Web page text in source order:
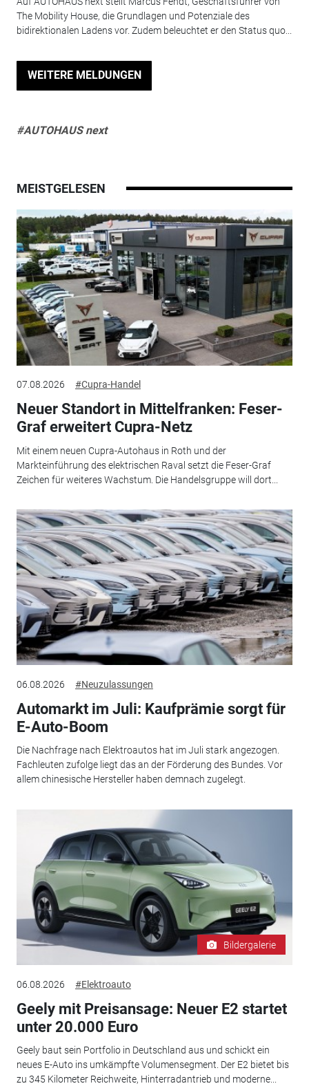
The Mobility House, die Grundlagen und Potenziale des
bidirektionalen Ladens vor. Zudem beleuchtet er den Status quo...
WEITERE MELDUNGEN
#AUTOHAUS next
MEISTGELESEN
07.08.2026 #Cupra-Handel
Neuer Standort in Mittelfranken: Feser-
Graf erweitert Cupra-Netz
Mit einem neuen Cupra-Autohaus in Roth und der
Markteinführung des elektrischen Raval setzt die Feser-Graf
Zeichen für weiteres Wachstum. Die Handelsgruppe will dort...
06.08.2026 #Neuzulassungen
Automarkt im Juli: Kaufprämie sorgt für
E-Auto-Boom
Die Nachfrage nach Elektroautos hat im Juli stark angezogen.
Fachleuten zufolge liegt das an der Förderung des Bundes. Vor
allem chinesische Hersteller haben demnach zugelegt.
Bildergalerie
06.08.2026 #Elektroauto
Geely mit Preisansage: Neuer E2 startet
unter 20.000 Euro
Geely baut sein Portfolio in Deutschland aus und schickt ein
neues E-Auto ins umkämpfte Volumensegment. Der E2 bietet bis
zu 345 Kilometer Reichweite, Hinterradantrieb und moderne...